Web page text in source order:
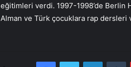
eğitimleri verdi. 1997-1998’de Berlin
Alman ve Türk çocuklara rap dersleri
FacebookTwitter LinkedIn